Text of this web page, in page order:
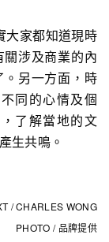
大家都知道現時
涉及商業的內
另一方面，時
同的心情及個
了解當地的文
生共鳴。
/ CHARLES WONG
PHOTO / 品牌提供